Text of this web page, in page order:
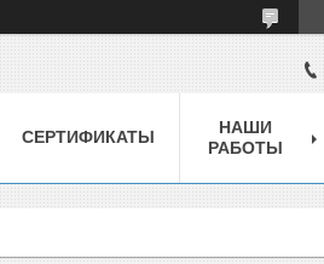
СЕРТИФИКАТЫ
НАШИ
РАБОТЫ